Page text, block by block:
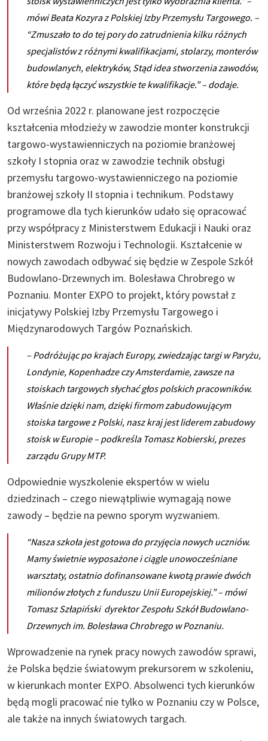
mówi Beata Kozyra z Polskiej Izby Przemysłu Targowego. –
“Zmuszało to do tej pory do zatrudnienia kilku różnych
specjalistów z różnymi kwalifikacjami, stolarzy, monterów
budowlanych, elektryków, Stąd idea stworzenia zawodów,
które będą łączyć wszystkie te kwalifikacje.” – dodaje.
Od września 2022 r. planowane jest rozpoczęcie
kształcenia młodzieży w zawodzie monter konstrukcji
targowo-wystawienniczych na poziomie branżowej
szkoły I stopnia oraz w zawodzie technik obsługi
przemysłu targowo-wystawienniczego na poziomie
branżowej szkoły II stopnia i technikum. Podstawy
programowe dla tych kierunków udało się opracować
przy współpracy z Ministerstwem Edukacji i Nauki oraz
Ministerstwem Rozwoju i Technologii. Kształcenie w
nowych zawodach odbywać się będzie w Zespole Szkół
Budowlano-Drzewnych im. Bolesława Chrobrego w
Poznaniu. Monter EXPO to projekt, który powstał z
inicjatywy Polskiej Izby Przemysłu Targowego i
Międzynarodowych Targów Poznańskich.
– Podróżując po krajach Europy, zwiedzając targi w Paryżu,
Londynie, Kopenhadze czy Amsterdamie, zawsze na
stoiskach targowych słychać głos polskich pracowników.
Właśnie dzięki nam, dzięki firmom zabudowującym
stoiska targowe z Polski, nasz kraj jest liderem zabudowy
stoisk w Europie– podkreśla Tomasz Kobierski, prezes
zarządu Grupy MTP.
Odpowiednie wyszkolenie ekspertów w wielu
dziedzinach – czego niewątpliwie wymagają nowe
zawody – będzie na pewno sporym wyzwaniem.
“Nasza szkoła jest gotowa do przyjęcia nowych uczniów.
Mamy świetnie wyposażone i ciągle unowocześniane
warsztaty, ostatnio dofinansowane kwotą prawie dwóch
milionów złotych z funduszu Unii Europejskiej.”– mówi
Tomasz Szłapiński dyrektor Zespołu Szkół Budowlano-
Drzewnych im. Bolesława Chrobrego w Poznaniu.
Wprowadzenie na rynek pracy nowych zawodów sprawi,
że Polska będzie światowym prekursorem w szkoleniu,
w kierunkach monter EXPO. Absolwenci tych kierunków
będą mogli pracować nie tylko w Poznaniu czy w Polsce,
ale także na innych światowych targach.